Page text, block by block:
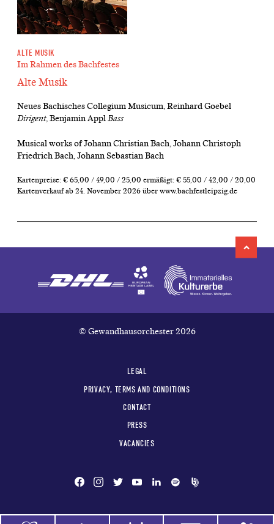
ALTE MUSIK
Im Rahmen des Bachfestes
Alte Musik
Neues Bachisches Collegium Musicum, Reinhard Goebel
Dirigent, Benjamin ApplBass
Musical works of Johann Christian Bach, Johann Christoph
Friedrich Bach, Johann Sebastian Bach
Kartenpreise: € 65,00 / 49,00 / 25,00 ermäßigt: € 55,00 / 42,00 / 20,00
Kartenverkauf ab 24. November 2026 über www.bachfestleipzig.de
© Gewandhausorchester 2026
LEGAL
PRIVACY, TERMS AND CONDITIONS
CONTACT
PRESS
VACANCIES